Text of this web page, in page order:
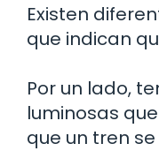
Existen
que indican
Por un lado,
luminosas
que un tren